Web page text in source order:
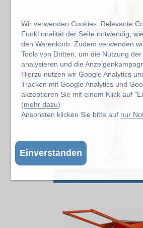
Wir verwenden Cookies. Relevante
Funktionalität der Seite notwendig,
den Warenkorb. Zudem verwenden
Tools von Dritten, um die Nutzung
analysieren und die
Hierzu nutzen wir Google Analytics
Tracken mit Google Analytics und
akzeptieren Sie mit einem Klick auf
(mehr dazu)
Ansonsten klicken Sie bitte auf nur
Einverstanden
Elektrokettenzüge